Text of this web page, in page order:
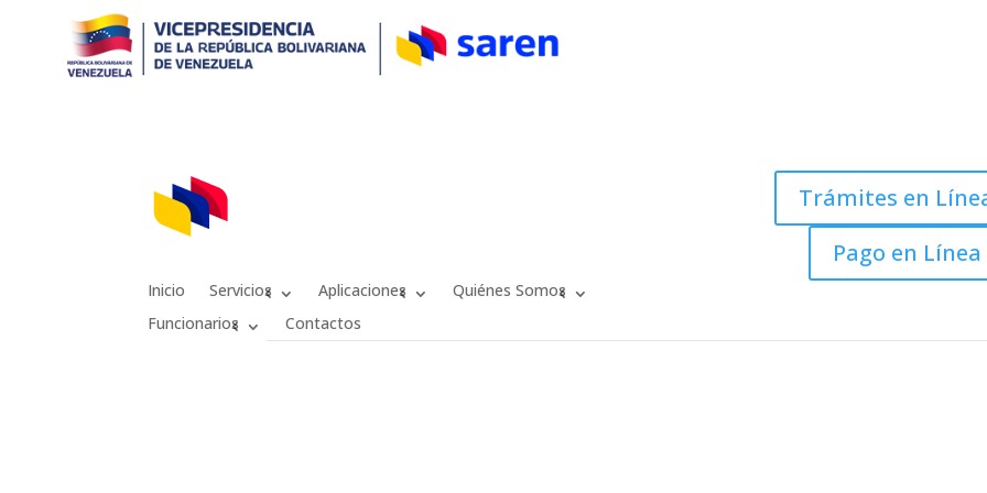
Inicio Servicios Aplicaciones
Quiénes Somos
Funcionarios
Contactos
Trámites en
Pago en Línea